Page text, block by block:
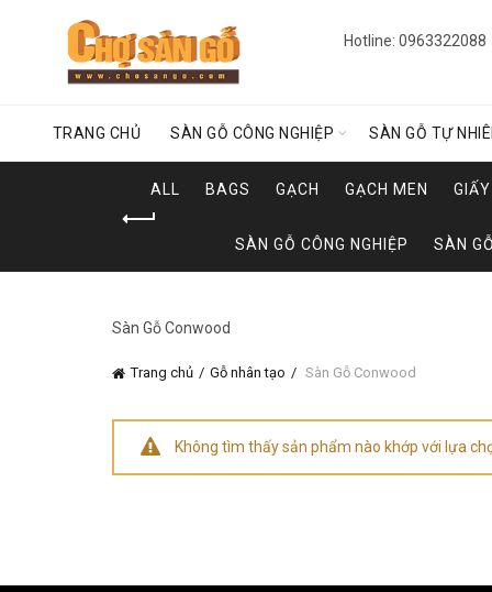
Hotline: 0963322088
TRANG CHỦ SÀN GỖ CÔNG NGHIỆP SÀN GỖ TỰ
ALL BAGS GẠCH GẠCH MEN
SÀN GỖ CÔNG NGHIỆP SÀN
Sàn Gỗ Conwood
Trang chủ Gỗ nhân tạo Sàn Gỗ Conwood
Không tìm thấy sản phẩm nào khớp với lựa